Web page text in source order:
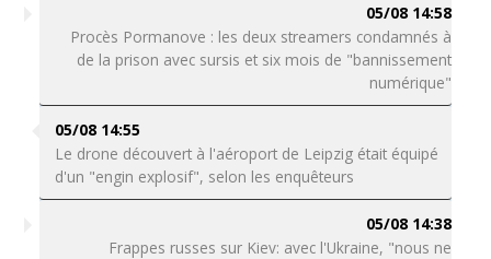
05/08 14:58
Procès Pormanove : les deux streamers condamnés à
de la prison avec sursis et six mois de "bannissement
numérique"
05/08 14:55
Le drone découvert à l'aéroport de Leipzig était équipé
d'un "engin explosif", selon les enquêteurs
05/08 14:38
Frappes russes sur Kiev: avec l'Ukraine, "nous ne